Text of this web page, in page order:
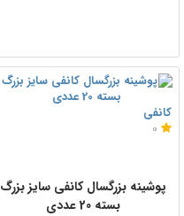
کانفی
0
پوشینه بزرگسال کانفی سایز بزرگ
بسته 20 عددی